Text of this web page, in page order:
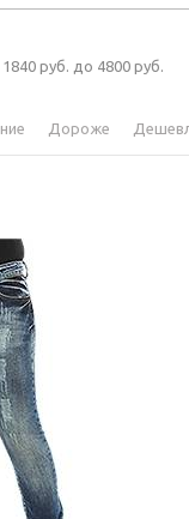
руб. до 4800 руб.
Дороже